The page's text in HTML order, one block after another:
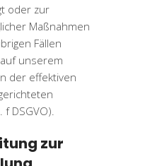
oder zur
Maßnahmen
Fällen
unserem
der effektiven
DSGVO).
zur